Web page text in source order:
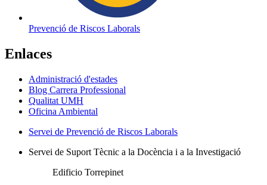
Prevenció de Riscos Laborals
Enlaces
Administració d'estades
Blog Carrera Professional
Qualitat UMH
Oficina Ambiental
Servei de Prevenció de Riscos Laborals
Servei de Suport Tècnic a la Docència i a la Investigació
Edificio Torrepinet